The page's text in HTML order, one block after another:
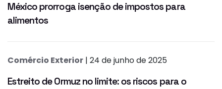
México prorroga isenção de impostos para
alimentos
Comércio Exterior | 24 de junho de 2025
Estreito de Ormuz no limite: os riscos para o